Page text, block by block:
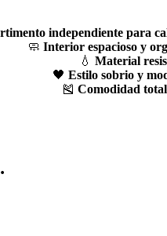
independiente para
🧼 Interior espacioso y
💧 Material
🖤 Estilo sobrio y
🎽 Comodidad total